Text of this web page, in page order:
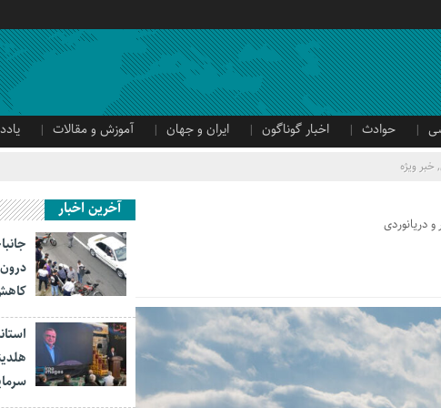
حوادث اخبار گوناگون ایران و جهان آموزش و مقالات
,خبر ویژه
دریانوردی
آخرین اخبار